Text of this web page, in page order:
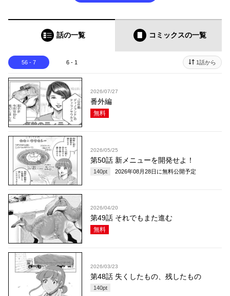
話の一覧 コミックスの一覧
56 - 7 6 - 1 1話から
2026/07/27
番外編
無料
2026/05/25
第50話 新メニューを開発せよ！
140pt 2026年08月28日 に無料公開予定
2026/04/20
第49話 それでもまた進む
無料
2026/03/23
第48話 失くしたもの、残したもの
140pt